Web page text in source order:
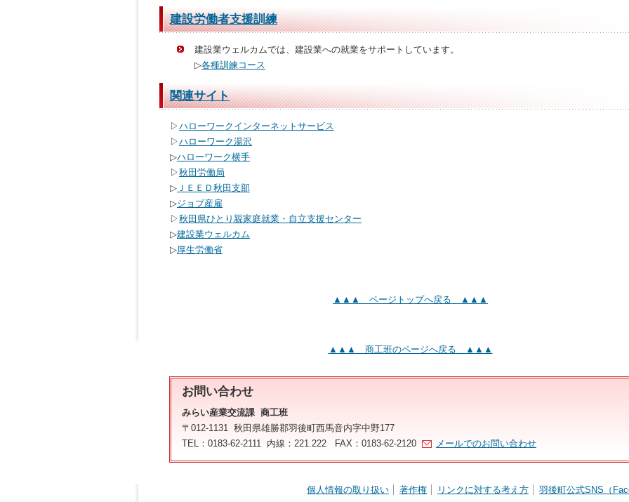
建設労働者支援訓練
建設業ウェルカムでは、建設業への就業をサポートしています。
▷各種訓練コース
関連サイト
▷ハローワークインターネットサービス
▷ハローワーク湯沢
▷ハローワーク横手
▷秋田労働局
▷ ＪＥＥＤ秋田支部
▷ジョブ産雇
▷秋田県ひとり親家庭就業・自立支援センター
▷建設業ウェルカム
▷厚生労働省
▲▲▲ ページトップへ戻る ▲▲▲
▲▲▲ 商工班のページへ戻る ▲▲▲
お問い合わせ
みらい産業交流課 商工班
〒012-1131 秋田県雄勝郡羽後町西馬音内字中野177
TEL：0183-62-2111 内線：221.222 FAX：0183-62-2120
メールでのお問い合わせ
個人情報の取り扱い 著作権 リンクに対する考え方 羽後町公式SNS（